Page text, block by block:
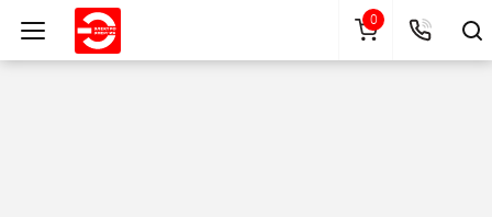
0